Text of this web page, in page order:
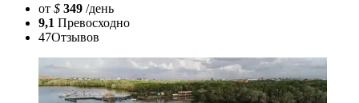
от $ 349 /день
9,1 Превосходно
47Отзывов